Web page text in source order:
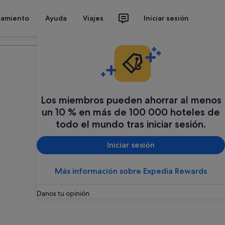
Ayuda Viajes Iniciar sesión
Los miembros pueden ahorrar al menos
un 10 % en más de 100 000 hoteles de
todo el mundo tras iniciar sesión.
Iniciar sesión
Más información sobre Expedia Rewards
Danos tu opinión